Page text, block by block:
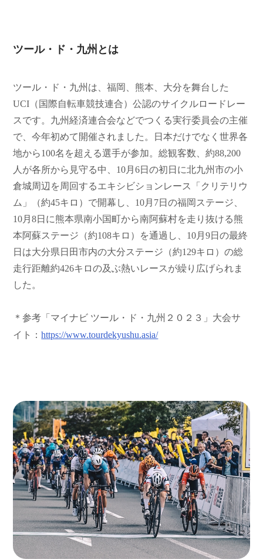
ツール・ド・九州とは
ツール・ド・九州は、福岡、熊本、大分を舞台した
UCI（国際自転車競技連合）公認のサイクルロードレー
スです。九州経済連合会などでつくる実行委員会の主催
で、今年初めて開催されました。日本だけでなく世界各
地から100名を超える選手が参加。総観客数、約88,200
人が各所から見守る中、10月6日の初日に北九州市の小
倉城周辺を周回するエキシビションレース「クリテリウ
ム」（約45キロ）で開幕し、10月7日の福岡ステージ、
10月8日に熊本県南小国町から南阿蘇村を走り抜ける熊
本阿蘇ステージ（約108キロ）を通過し、10月9日の最終
日は大分県日田市内の大分ステージ（約129キロ）の総
走行距離約426キロの及ぶ熱いレースが繰り広げられま
した。
＊参考「マイナビ ツール・ド・九州２０２３」大会サ
イト：https://www.tourdekyushu.asia/